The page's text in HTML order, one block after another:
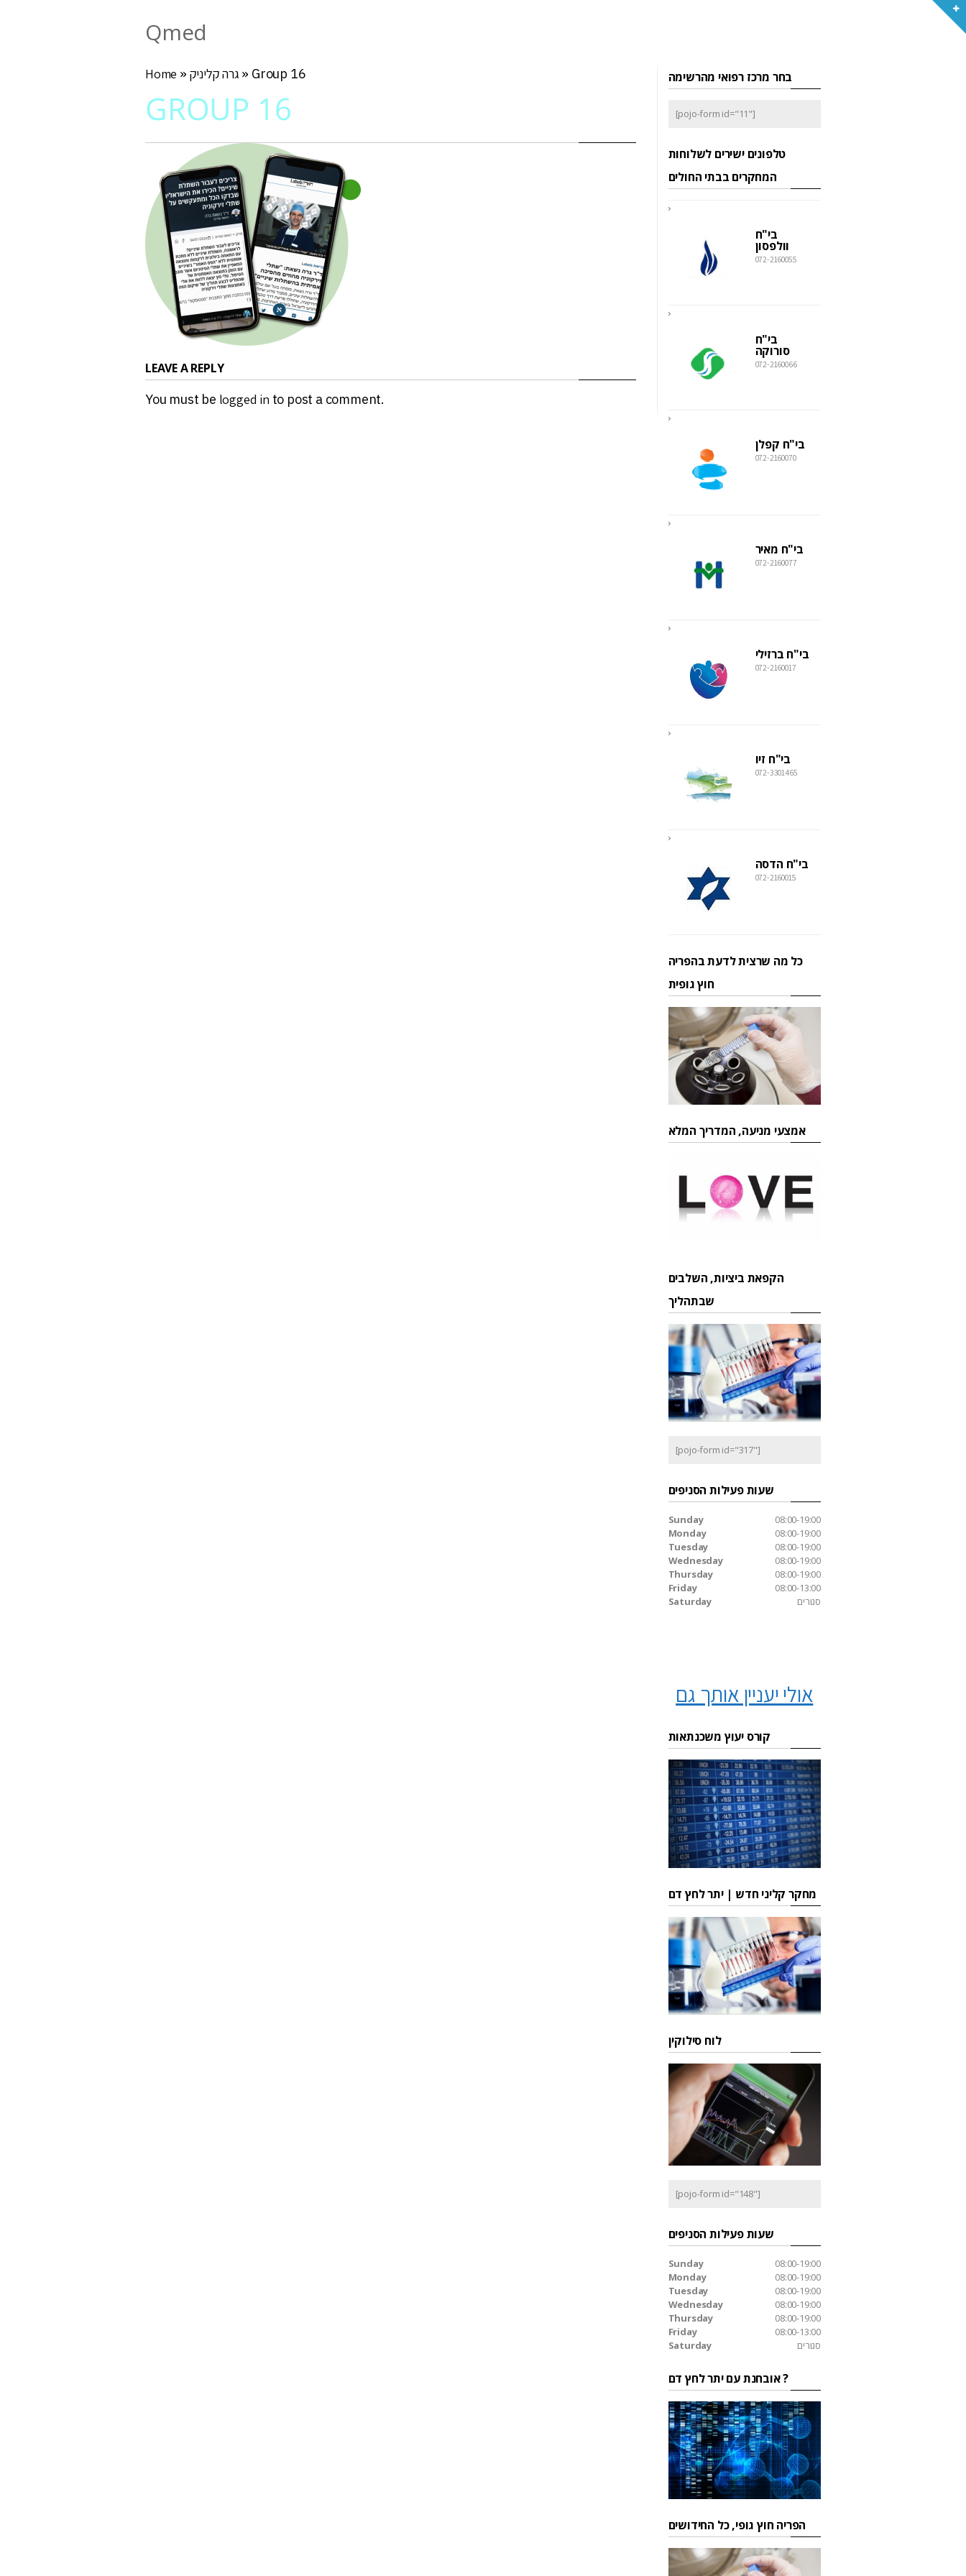
Qmed
Home » גרה קליניק » Group 16
GROUP 16
LEAVE A REPLY
You must be logged in to post a comment.
בחר מרכז רפואי מהרשימה
[pojo-form id="11"]
טלפונים ישירים לשלוחות
המחקרים בבתי החולים
בי"ח
וולפסון
072-2160055
בי"ח
סורוקה
072-2160066
בי"ח קפלן
072-2160070
בי"ח מאיר
072-2160077
בי"ח ברזילי
072-2160017
בי"ח זיו
072-3301465
בי"ח הדסה
072-2160015
כל מה שרצית לדעת בהפריה
חוץ גופית
אמצעי מניעה, המדריך המלא
הקפאת ביציות, השלבים
שבתהליך
[pojo-form id="317"]
שעות פעילות הסניפים
Sunday
08:00-19:00
Monday
08:00-19:00
Tuesday
08:00-19:00
Wednesday
08:00-19:00
Thursday
08:00-19:00
Friday
08:00-13:00
Saturday
סגורים
אולי יעניין אותך גם
קורס יעוץ משכנתאות
מחקר קליני חדש | יתר לחץ דם
לוח סילוקין
[pojo-form id="148"]
שעות פעילות הסניפים
Sunday
08:00-19:00
Monday
08:00-19:00
Tuesday
08:00-19:00
Wednesday
08:00-19:00
Thursday
08:00-19:00
Friday
08:00-13:00
Saturday
סגורים
אובחנת עם יתר לחץ דם ?
הפריה חוץ גופי, כל החידושים